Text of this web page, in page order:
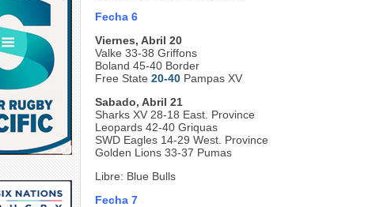
Fecha 6
Viernes, Abril 20
Valke 33-38 Griffons
Boland 45-40 Border
Free State 20-40 Pampas XV
Sabado, Abril 21
Sharks XV 28-18 East. Province
Leopards 42-40 Griquas
SWD Eagles 14-29 West. Province
Golden Lions 33-37 Pumas
Libre: Blue Bulls
Fecha 7